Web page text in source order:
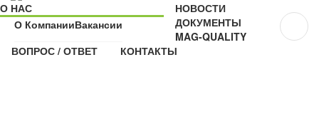
О НАС
О КомпанииВакансии
НОВОСТИ
ДОКУМЕНТЫ
MAG-QUALITY
ВОПРОС / ОТВЕТ
КОНТАКТЫ